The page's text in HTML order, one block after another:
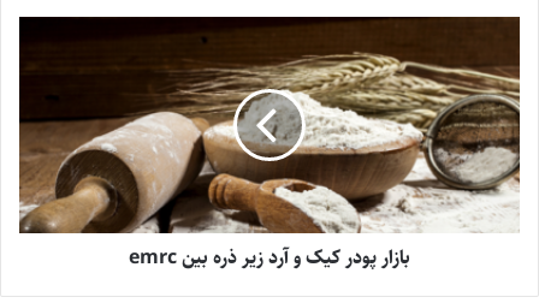
بازار پودر کیک و آرد زیر ذره بین emrc